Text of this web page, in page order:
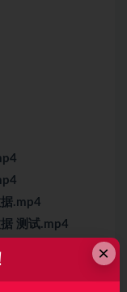
.mp4
测试.mp4
×